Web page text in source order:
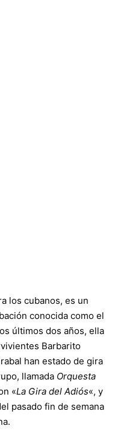
los cubanos, es un
conocida como el
últimos dos años, ella
Barbarito
han estado de gira
llamada Orquesta
«La Gira del Adiós«, y
pasado fin de semana